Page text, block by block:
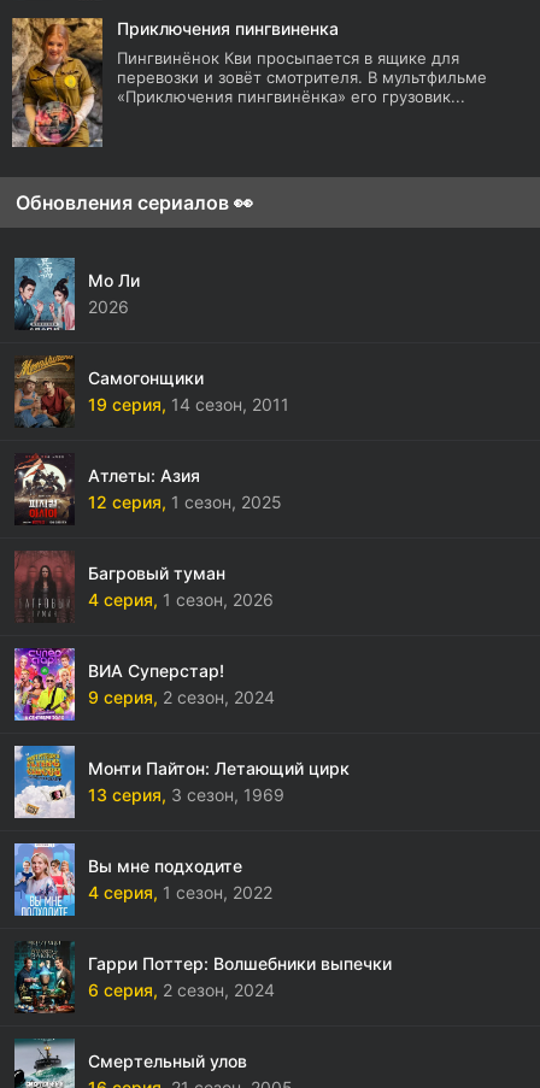
Приключения пингвиненка
Пингвинёнок Кви просыпается в ящике для
перевозки и зовёт смотрителя. В мультфильме
«Приключения пингвинёнка» его грузовик...
Обновления сериалов 👀
Мо Ли
2026
Самогонщики
19 серия, 14 сезон, 2011
Атлеты: Азия
12 серия, 1 сезон, 2025
Багровый туман
4 серия, 1 сезон, 2026
ВИА Суперстар!
9 серия, 2 сезон, 2024
Монти Пайтон: Летающий цирк
13 серия, 3 сезон, 1969
Вы мне подходите
4 серия, 1 сезон, 2022
Гарри Поттер: Волшебники выпечки
6 серия, 2 сезон, 2024
Смертельный улов